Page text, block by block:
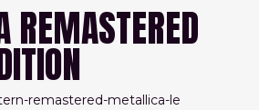
REMASTERED
remastered-metallica-le